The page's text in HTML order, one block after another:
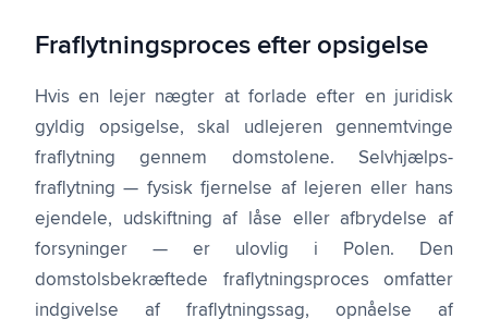
Fraflytnings­proces efter opsigelse
Hvis en lejer nægter at forlade efter en juridisk
gyldig opsigelse, skal udlejeren gennemtvinge
fraflytning gennem domstolene. Selvhjælps­
fraflytning — fysisk fjernelse af lejeren eller hans
ejendele, udskiftning af låse eller afbrydelse af
forsyninger — er ulovlig i Polen. Den
domstolsbekræftede fraflytnings­proces omfatter
indgivelse af fraflytningssag, opnåelse af